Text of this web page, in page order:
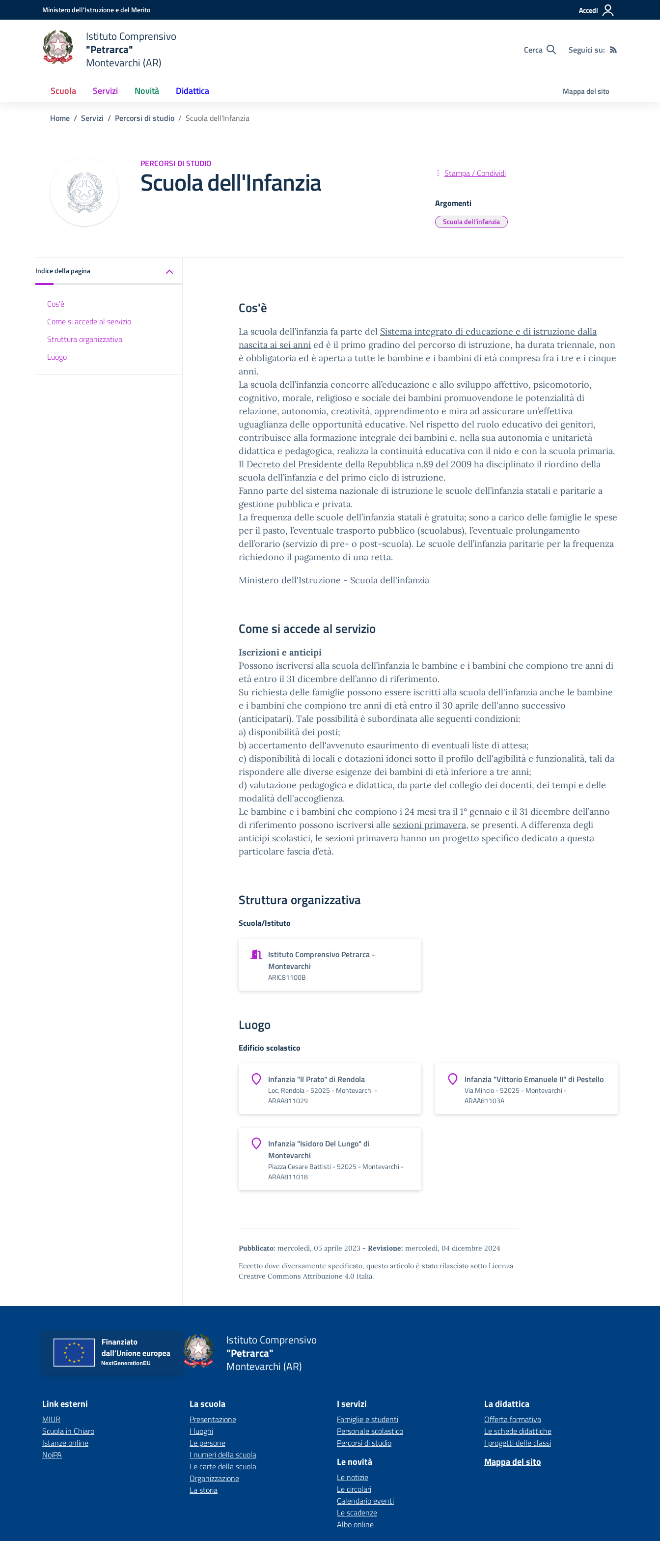
Vai ai contenuti
Vai al menu di navigazioneMinistero dell'Istruzione e del Merito Accedi
Istituto Comprensivo
"Petrarca"
Montevarchi (AR)
Cerca Seguici su:
Scuola Servizi Novità Didattica Mappa del sito
Home Servizi Percorsi di studio Scuola dell'Infanzia
PERCORSI DI STUDIO
Scuola dell'Infanzia Stampa / Condividi
Argomenti
Scuola dell'infanzia
Indice della pagina
Cos'è
Come si accede al servizio
Struttura organizzativa
Luogo
Cos'è
La scuola dell’infanzia fa parte del Sistema integrato di educazione e di istruzione dalla
nascita ai sei anni ed è il primo gradino del percorso di istruzione, ha durata triennale, non
è obbligatoria ed è aperta a tutte le bambine e i bambini di età compresa fra i tre e i cinque
anni.
La scuola dell’infanzia concorre all’educazione e allo sviluppo affettivo, psicomotorio,
cognitivo, morale, religioso e sociale dei bambini promuovendone le potenzialità di
relazione, autonomia, creatività, apprendimento e mira ad assicurare un’effettiva
uguaglianza delle opportunità educative. Nel rispetto del ruolo educativo dei genitori,
contribuisce alla formazione integrale dei bambini e, nella sua autonomia e unitarietà
didattica e pedagogica, realizza la continuità educativa con il nido e con la scuola primaria.
Il Decreto del Presidente della Repubblica n.89 del 2009 ha disciplinato il riordino della
scuola dell’infanzia e del primo ciclo di istruzione.
Fanno parte del sistema nazionale di istruzione le scuole dell’infanzia statali e paritarie a
gestione pubblica e privata.
La frequenza delle scuole dell’infanzia statali è gratuita; sono a carico delle famiglie le spese
per il pasto, l’eventuale trasporto pubblico (scuolabus), l’eventuale prolungamento
dell’orario (servizio di pre- o post-scuola). Le scuole dell’infanzia paritarie per la frequenza
richiedono il pagamento di una retta.
Ministero dell'Istruzione - Scuola dell'infanzia
Come si accede al servizio
Iscrizioni e anticipi
Possono iscriversi alla scuola dell’infanzia le bambine e i bambini che compiono tre anni di
età entro il 31 dicembre dell’anno di riferimento.
Su richiesta delle famiglie possono essere iscritti alla scuola dell'infanzia anche le bambine
e i bambini che compiono tre anni di età entro il 30 aprile dell'anno successivo
(anticipatari). Tale possibilità è subordinata alle seguenti condizioni:
a) disponibilità dei posti;
b) accertamento dell'avvenuto esaurimento di eventuali liste di attesa;
c) disponibilità di locali e dotazioni idonei sotto il profilo dell'agibilità e funzionalità, tali da
rispondere alle diverse esigenze dei bambini di età inferiore a tre anni;
d) valutazione pedagogica e didattica, da parte del collegio dei docenti, dei tempi e delle
modalità dell'accoglienza.
Le bambine e i bambini che compiono i 24 mesi tra il 1° gennaio e il 31 dicembre dell’anno
di riferimento possono iscriversi alle sezioni primavera, se presenti. A differenza degli
anticipi scolastici, le sezioni primavera hanno un progetto specifico dedicato a questa
particolare fascia d’età.
Struttura organizzativa
Scuola/Istituto
Istituto Comprensivo Petrarca -
Montevarchi
ARIC81100B
Luogo
Edificio scolastico
Infanzia "Il Prato" di Rendola
Loc. Rendola - 52025 - Montevarchi -
ARAA811029
Infanzia "Vittorio Emanuele II" di Pestello
Via Mincio - 52025 - Montevarchi -
ARAA81103A
Infanzia "Isidoro Del Lungo" di
Montevarchi
Piazza Cesare Battisti - 52025 - Montevarchi -
ARAA811018
Pubblicato: mercoledì, 05 aprile 2023 - Revisione: mercoledì, 04 dicembre 2024
Eccetto dove diversamente specificato, questo articolo è stato rilasciato sotto Licenza
Creative Commons Attribuzione 4.0 Italia.
Istituto Comprensivo
"Petrarca"
Montevarchi (AR)
Link esterni
MIUR
Scuola in Chiaro
Istanze online
NoiPA
La scuola
Presentazione
I luoghi
Le persone
I numeri della scuola
Le carte della scuola
Organizzazione
La storia
I servizi
Famiglie e studenti
Personale scolastico
Percorsi di studio
Le novità
Le notizie
Le circolari
Calendario eventi
Le scadenze
Albo online
La didattica
Offerta formativa
Le schede didattiche
I progetti delle classi
Mappa del sito